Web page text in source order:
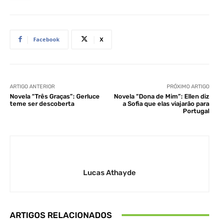
Facebook X
ARTIGO ANTERIOR
Novela “Três Graças”: Gerluce
teme ser descoberta
PRÓXIMO ARTIGO
Novela “Dona de Mim”: Ellen diz
a Sofia que elas viajarão para
Portugal
Lucas Athayde
ARTIGOS RELACIONADOS